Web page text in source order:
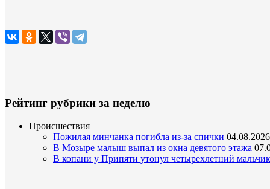
Рейтинг рубрики за неделю
Происшествия
Пожилая минчанка погибла из-за спички
В Мозыре малыш выпал из окна девятого этажа
В копани у Припяти утонул четырехлетний